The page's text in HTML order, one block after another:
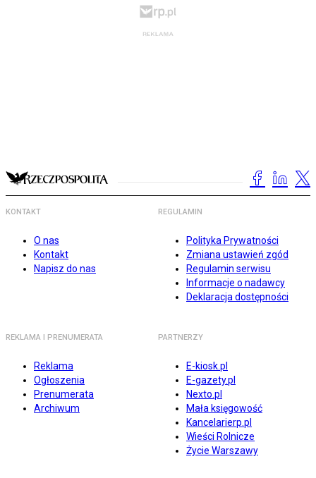
KONTAKT
O nas
Kontakt
Napisz do nas
REGULAMIN
Polityka Prywatności
Zmiana ustawień zgód
Regulamin serwisu
Informacje o nadawcy
Deklaracja dostępności
REKLAMA I PRENUMERATA
Reklama
Ogłoszenia
Prenumerata
Archiwum
PARTNERZY
E-kiosk.pl
E-gazety.pl
Nexto.pl
Mała księgowość
Kancelarierp.pl
Wieści Rolnicze
Życie Warszawy